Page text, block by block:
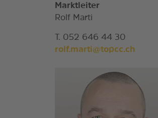
Marktleiter
Rolf Marti
T. 052 646 44 30
rolf.marti@topcc.ch